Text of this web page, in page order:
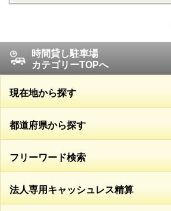
時間貸し駐車場
カテゴリーTOPへ
現在地から探す
都道府県から探す
フリーワード検索
法人専用キャッシュレス精算